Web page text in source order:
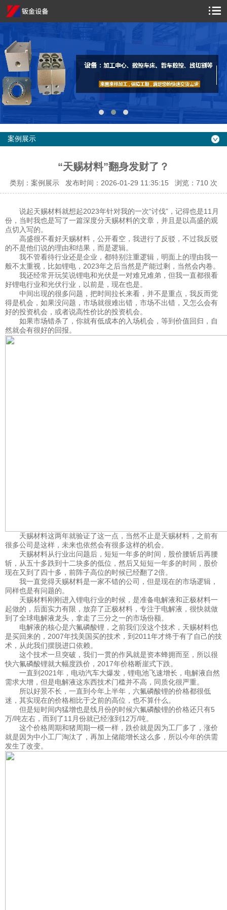
案例展示
“天赐材料”翻身发财了？
类别：案例展示 发布时间：2026-01-29 11:35:15 浏览： 710 次
说起天赐材料就想起2023年针对我的一次“讨伐”，记得也是11月
份，当时我也是写了一篇深度分天赐材料的文章，并且是以高盛的观
点切入写的。
高盛很不看好天赐材料，公开看空，我进行了反驳，不过我反驳
的不是他们说的理由和结果，而是逻辑。
我不管看待行业还是企业，都特别注重逻辑，明面上的理由我一
般不太重视，比如锂电，2023年之后当然是产能过剩，当然会内卷。
我还经常开玩笑说锂电和光伏是一对难兄难弟，但我一直都很看
好锂电行业和光伏行业，以前是，现在也是。
中间出现的很多问题，把时间拉长来看，并不是重点，我反而觉
得是机会，如果没问题，市场就很难出错，市场不出错，又怎么会有
好的投资机会，或者说高性价比的投资机会。
如果市场错杀了，你就有低成本的入场机会，等到价值回归，自
然就会有很好的回报。
天赐材料这两年就验证了这一点，当然不止是天赐材料，之前有
很多公司是这样，未来也依然会有很多这样的机会。
天赐材料从行业出问题后，短短一年多的时间，股价腰斩后再腰
斩，从五十多跌到十二块多的低位，然后又短短一年多的时间，股价
现在又到了四十多，前阵子高位的时候已经翻了2倍。
我一直觉得天赐材料是一家不错的公司，但是现在的市场逻辑，
同样也是有问题的。
天赐材料刚刚进入锂电行业的时候，是准备电解液和正极材料一
起做的，后面实力有限，放弃了正极材料，专注于电解液，很快就做
到了全球电解液龙头，拿走了三分之一的市场份额。
电解液的核心是六氟磷酸锂，之前我们没这个技术，天赐材料也
是买回来的，2007年找美国买的技术，到2011年才终于有了自己的技
术，从此我们摆脱进口依赖。
这个技术一旦突破，我们一贯的作风就是资本蜂拥而至，所以很
快六氟磷酸锂就大幅度跌价，2017年价格断崖式下跌。
一直到2021年，电动汽车大爆发，锂电池飞速增长，电解液自然
需求大增，但是电解液这东西技术门槛并不高，同质化很严重。
所以好景不长，一直到今年上半年，六氟磷酸锂的价格都很低
迷，其实现在的价格相比于之前的高位，也不算什么。
但是短时间内猛增也是线月份的时候六氟磷酸锂的价格还只有5
万/吨左右，而到了11月份就已经涨到12万/吨。
这个价格周期和猪周期一模一样，跌价就是因为工厂多了，涨价
就是因为中小工厂淘汰了，再加上储能增长这么多，所以今年的供需
发生了改变。